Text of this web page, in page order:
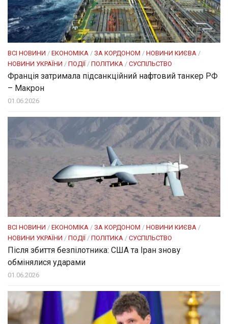
ВСІ НОВИНИ / ЕКОНОМІКА / ЗА КОРДОНОМ / НОВИНИ КИЄВА /
НОВИНИ УКРАЇНИ / ПОДІЇ / ПОЛІТИКА / СУСПІЛЬСТВО
Франція затримала підсанкційний нафтовий танкер РФ
– Макрон
01.06.2026
ВСІ НОВИНИ / ЕКОНОМІКА / ЗА КОРДОНОМ / НОВИНИ КИЄВА /
НОВИНИ УКРАЇНИ / ПОДІЇ/ ПОЛІТИКА / СУСПІЛЬСТВО
Після збиття безпілотника: США та Іран знову
обмінялися ударами
01.06.2026